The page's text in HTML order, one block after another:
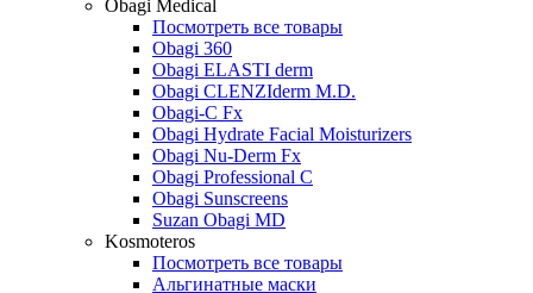
Obagi Medical
Посмотреть все товары
Obagi 360
Obagi ELASTI derm
Obagi CLENZIderm M.D.
Obagi-C Fx
Obagi Hydrate Facial Moisturizers
Obagi Nu-Derm Fx
Obagi Professional C
Obagi Sunscreens
Suzan Obagi MD
Kosmoteros
Посмотреть все товары
Альгинатные маски